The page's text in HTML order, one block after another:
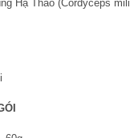
Hạ Thảo (Cordyceps